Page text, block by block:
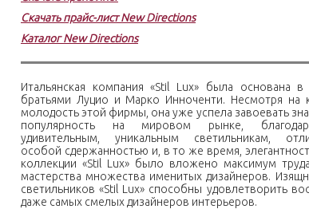
Скачать прайс-лист New Directions
Каталог New Directions
Итальянская компания «Stil Lux» была основана в
братьями Луцио и Марко Инноченти. Несмотря на
молодость этой фирмы, она уже успела завоевать
популярность на мировом рынке,
удивительным, уникальным светильникам,
особой сдержанностью и, в то же время,
коллекции «Stil Lux» было вложено максимум
мастерства множества именитых дизайнеров.
светильников «Stil Lux» способны удовлетворить
даже самых смелых дизайнеров интерьеров.